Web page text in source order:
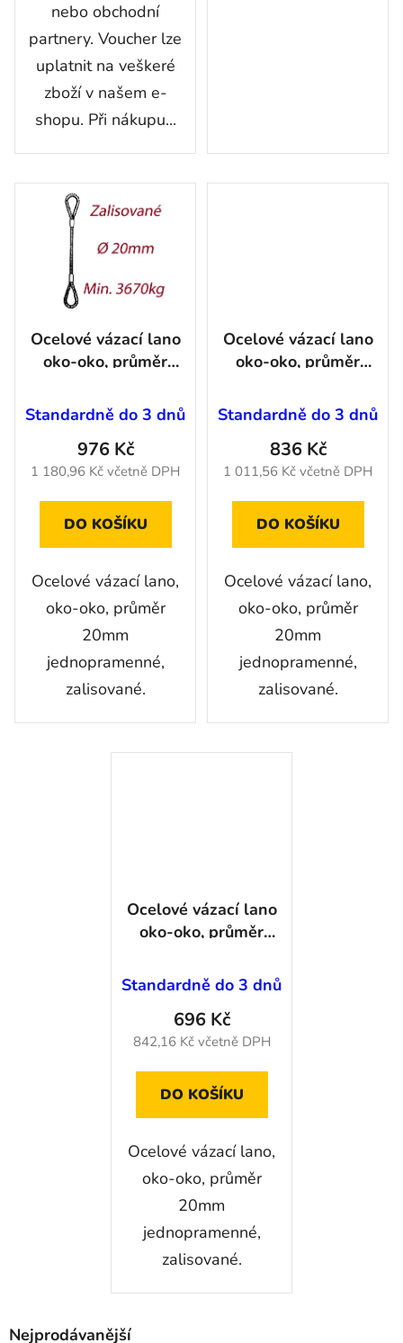
nebo obchodní
partnery. Voucher lze
uplatnit na veškeré
zboží v našem e-
shopu. Při nákupu...
Ocelové vázací lano
oko-oko, průměr
jednopramenné,
4m
Standardně do 3 dnů
1 180,96 Kč včetně DPH
976 Kč
DO KOŠÍKU
Ocelové vázací lano,
oko-oko, průměr
20mm
jednopramenné,
zalisované.
Ocelové vázací lano
oko-oko, průměr
jednopramenné,
3m
Standardně do 3 dnů
1 011,56 Kč včetně DPH
836 Kč
DO KOŠÍKU
Ocelové vázací lano,
oko-oko, průměr
20mm
jednopramenné,
zalisované.
Ocelové vázací lano
oko-oko, průměr
jednopramenné,
2m
Standardně do 3 dnů
842,16 Kč včetně DPH
696 Kč
DO KOŠÍKU
Ocelové vázací lano,
oko-oko, průměr
20mm
jednopramenné,
zalisované.
Nejprodávanější